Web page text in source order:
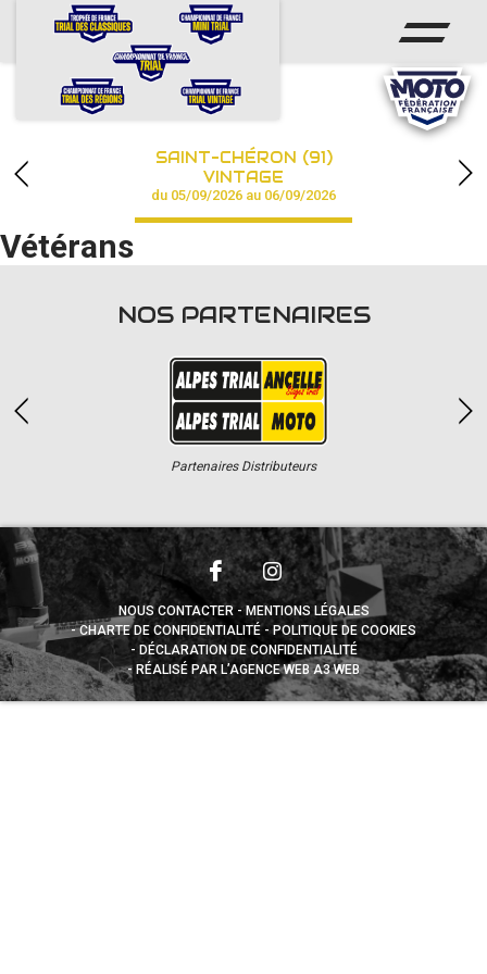
ACCUEIL
CALENDRIER
CHAMPIONNAT
RÉSULTATS
PHOTOS / VIDÉOS
PARTENAIRES
SAINT-CHÉRON (91)
VINTAGE
du 05/09/2026 au 06/09/2026
Vétérans
NOS PARTENAIRES
Partenaires Distributeurs
NOUS CONTACTER
MENTIONS LÉGALES
CHARTE DE CONFIDENTIALITÉ
POLITIQUE DE COOKIES
DÉCLARATION DE CONFIDENTIALITÉ
RÉALISÉ PAR L’AGENCE WEB A3 WEB